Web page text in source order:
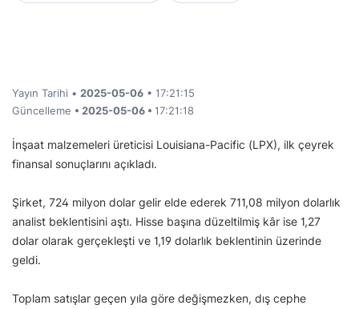
Yayın Tarihi • 2025-05-06 • 17:21:15
Güncelleme • 2025-05-06 • 17:21:18
İnşaat malzemeleri üreticisi Louisiana-Pacific (LPX), ilk çeyrek
finansal sonuçlarını açıkladı.
Şirket, 724 milyon dolar gelir elde ederek 711,08 milyon dolarlık
analist beklentisini aştı. Hisse başına düzeltilmiş kâr ise 1,27
dolar olarak gerçekleşti ve 1,19 dolarlık beklentinin üzerinde
geldi.
Toplam satışlar geçen yıla göre değişmezken, dış cephe